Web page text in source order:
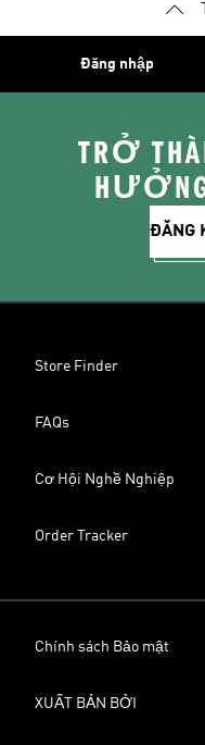
Đăng nhập
TRỞ
ĐĂNG
Store Finder
FAQs
Cơ Hội Nghề Nghiệp
Order Tracker
Chính sách Bảo mật
XUẤT BẢN BỞI